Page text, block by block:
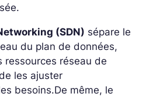
(SDN) sépare le
du plan de données,
ressources réseau de
les ajuster
besoins.De même, le